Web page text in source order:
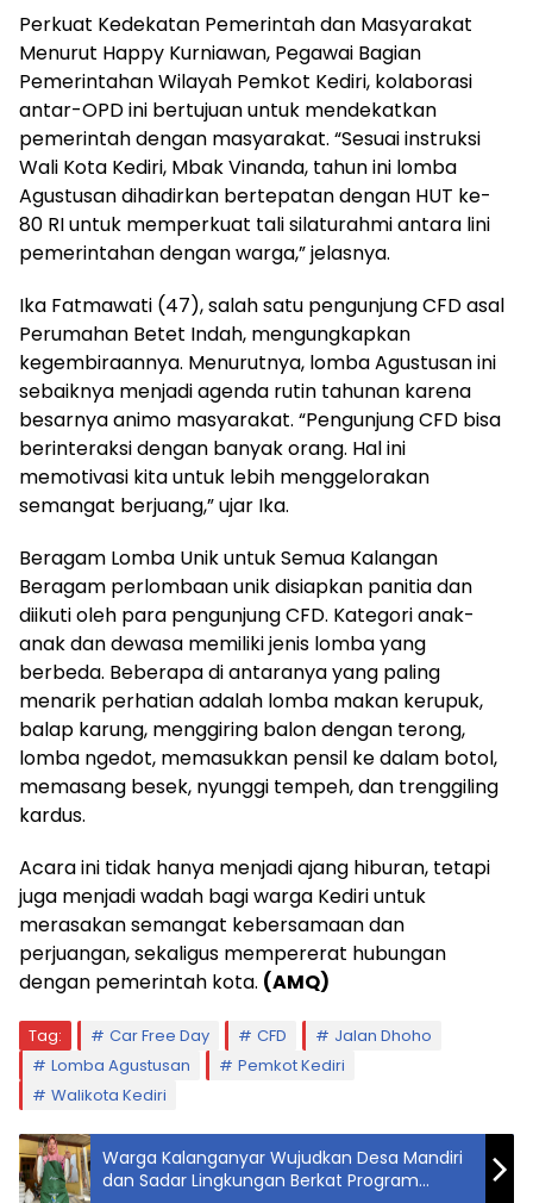
Perkuat Kedekatan Pemerintah dan Masyarakat
Menurut Happy Kurniawan, Pegawai Bagian
Pemerintahan Wilayah Pemkot Kediri, kolaborasi
antar-OPD ini bertujuan untuk mendekatkan
pemerintah dengan masyarakat. “Sesuai instruksi
Wali Kota Kediri, Mbak Vinanda, tahun ini lomba
Agustusan dihadirkan bertepatan dengan HUT ke-
80 RI untuk memperkuat tali silaturahmi antara lini
pemerintahan dengan warga,” jelasnya.
Ika Fatmawati (47), salah satu pengunjung CFD asal
Perumahan Betet Indah, mengungkapkan
kegembiraannya. Menurutnya, lomba Agustusan ini
sebaiknya menjadi agenda rutin tahunan karena
besarnya animo masyarakat. “Pengunjung CFD bisa
berinteraksi dengan banyak orang. Hal ini
memotivasi kita untuk lebih menggelorakan
semangat berjuang,” ujar Ika.
Beragam Lomba Unik untuk Semua Kalangan
Beragam perlombaan unik disiapkan panitia dan
diikuti oleh para pengunjung CFD. Kategori anak-
anak dan dewasa memiliki jenis lomba yang
berbeda. Beberapa di antaranya yang paling
menarik perhatian adalah lomba makan kerupuk,
balap karung, menggiring balon dengan terong,
lomba ngedot, memasukkan pensil ke dalam botol,
memasang besek, nyunggi tempeh, dan trenggiling
kardus.
Acara ini tidak hanya menjadi ajang hiburan, tetapi
juga menjadi wadah bagi warga Kediri untuk
merasakan semangat kebersamaan dan
perjuangan, sekaligus mempererat hubungan
dengan pemerintah kota. (AMQ)
Tag: Car Free Day CFD
Jalan Dhoho
Lomba Agustusan
Pemkot Kediri
Walikota Kediri
Warga Kalanganyar Wujudkan Desa Mandiri
dan Sadar Lingkungan Berkat Program